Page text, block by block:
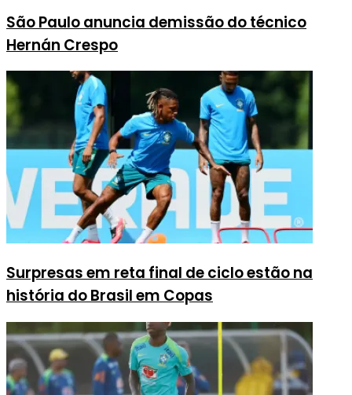
São Paulo anuncia demissão do técnico
Hernán Crespo
Surpresas em reta final de ciclo estão na
história do Brasil em Copas